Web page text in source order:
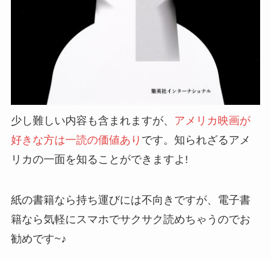
少し難しい内容も含まれますが、 アメリカ映画が
好きな方は一読の価値あり です。知られざるアメ
リカの一面を知ることができますよ!
紙の書籍なら持ち運びには不向きですが、電子書
籍なら気軽にスマホでサクサク読めちゃうのでお
勧めです~♪